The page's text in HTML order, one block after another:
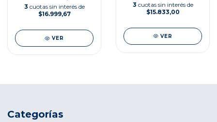
3 cuotas sin interés de
$16.999,67
VER
3 cuotas sin interés de
$15.833,00
VER
Categorías